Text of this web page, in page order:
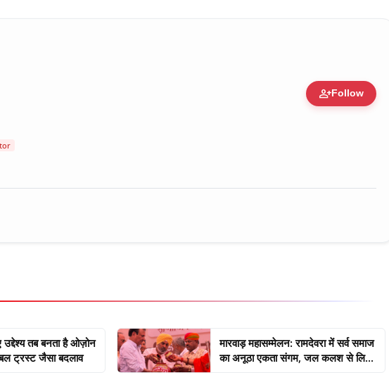
person_addFollow
Public Figure • 30 Mar, 2026
तब बनता है ओज़ोन
ट्रस्ट जैसा बदलाव
मारवाड़ महासम्मेलन: रामदेवरा में सर्व समाज
का अनूठा एकता संगम, जल कलश से लि...